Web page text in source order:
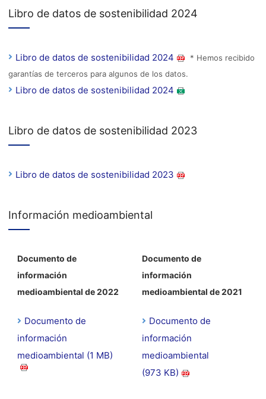
Libro de datos de sostenibilidad 2024
Libro de datos de sostenibilidad 2024
* Hemos recibido
garantías de terceros para algunos de los datos.
Libro de datos de sostenibilidad 2024
Libro de datos de sostenibilidad 2023
Libro de datos de sostenibilidad 2023
Información medioambiental
Documento de
información
medioambiental de 2022
Documento de
información
medioambiental (1 MB)
Documento de
información
medioambiental de 2021
Documento de
información
medioambiental
(973 KB)